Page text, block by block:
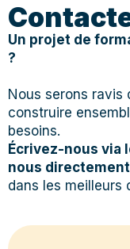
Un projet de
?
Nous serons ravis
construire
besoins.
Écrivez-nous via
nous directement
dans les meilleurs